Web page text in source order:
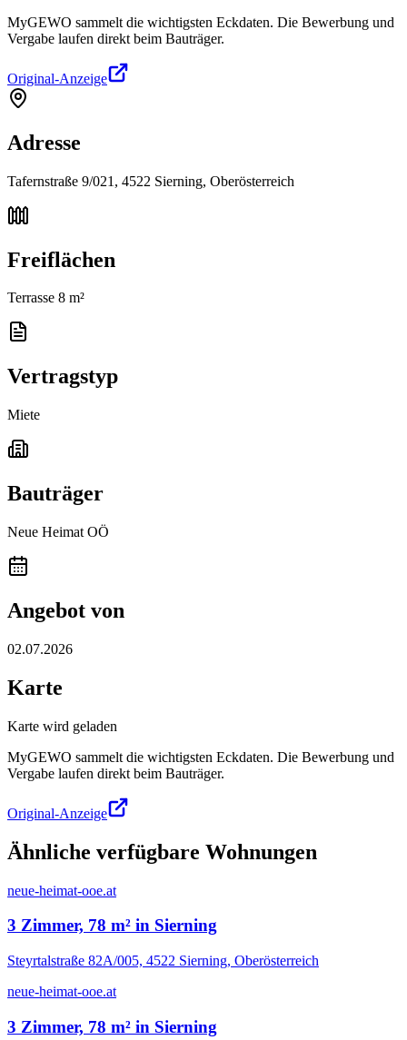
MyGEWO sammelt die wichtigsten Eckdaten. Die Bewerbung und
Vergabe laufen direkt beim Bauträger.
Original-Anzeige
Adresse
Tafernstraße 9/021, 4522 Sierning, Oberösterreich
Freiflächen
Terrasse 8 m²
Vertragstyp
Miete
Bauträger
Neue Heimat OÖ
Angebot von
02.07.2026
Karte
Karte wird geladen
MyGEWO sammelt die wichtigsten Eckdaten. Die Bewerbung und
Vergabe laufen direkt beim Bauträger.
Original-Anzeige
Ähnliche verfügbare Wohnungen
neue-heimat-ooe.at
3 Zimmer, 78 m² in Sierning
Steyrtalstraße 82A/005, 4522 Sierning, Oberösterreich
neue-heimat-ooe.at
3 Zimmer, 78 m² in Sierning